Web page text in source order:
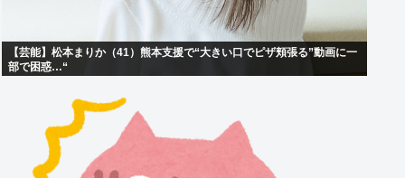
【芸能】松本まりか（41）熊本支援で“大きい口でピザ頬張る”動画に一
部で困惑…“